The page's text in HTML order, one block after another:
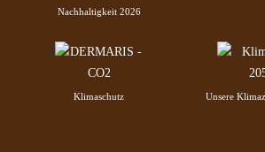
Nachhaltigkeit 2026
Klimaschutz Unsere